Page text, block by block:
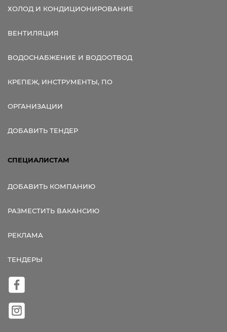
ХОЛОД И КОНДИЦИОНИРОВАНИЕ
ВЕНТИЛЯЦИЯ
ВОДОСНАБЖЕНИЕ И ВОДООТВОД
КРЕПЕЖ, ИНСТРУМЕНТЫ, ПО
ОРГАНИЗАЦИИ
ДОБАВИТЬ ТЕНДЕР
СПЕЦИАЛИСТАМ
ДОБАВИТЬ КОМПАНИЮ
РАЗМЕСТИТЬ ВАКАНСИЮ
РЕКЛАМА
ТЕНДЕРЫ